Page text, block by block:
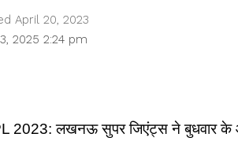
2025 2:24 pm
April 20, 2023
2023: लखनऊ सुपर जिएंट्स ने बुधवार के